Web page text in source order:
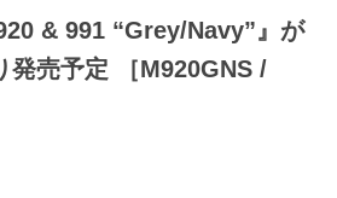
& 991 “Grey/Navy”』が
発売予定 ［M920GNS /